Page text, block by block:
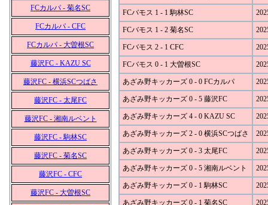
FCカルパ - 菊名SC
FCカルパ - CFC
FCカルパ - 大曽根SC
藤沢FC - KAZU SC
藤沢FC - 横浜SCつばさ
藤沢FC - 太尾FC
藤沢FC - 湘南ルベント
藤沢FC - 駒林SC
藤沢FC - 菊名SC
藤沢FC - CFC
藤沢FC - 大曽根SC
FCバモス 1 - 1 駒林SC
FCバモス 1 - 2 菊名SC
FCバモス 2 - 1 CFC
FCバモス 0 - 1 大曽根SC
あざみ野キッカーズ 0 - 0 FCカルパ
あざみ野キッカーズ 0 - 5 藤沢FC
あざみ野キッカーズ 4 - 0 KAZU SC
あざみ野キッカーズ 2 - 0 横浜SCつばさ
あざみ野キッカーズ 0 - 3 太尾FC
あざみ野キッカーズ 0 - 5 湘南ルベント
あざみ野キッカーズ 0 - 1 駒林SC
あざみ野キッカーズ 0 - 1 菊名SC